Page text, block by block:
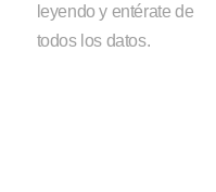
leyendo y entérate de
todos los datos.